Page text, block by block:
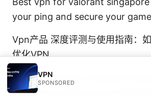
your ping and secure your game
Vpn产品 深度评测与使用指南：
优化VPN
Aura vpn issues troubleshooting
common problems and related
VPN
SPONSORED